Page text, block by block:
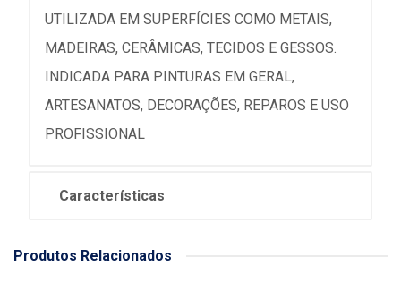
UTILIZADA EM SUPERFÍCIES COMO METAIS,
MADEIRAS, CERÂMICAS, TECIDOS E GESSOS.
INDICADA PARA PINTURAS EM GERAL,
ARTESANATOS, DECORAÇÕES, REPAROS E USO
PROFISSIONAL
Características
Produtos Relacionados